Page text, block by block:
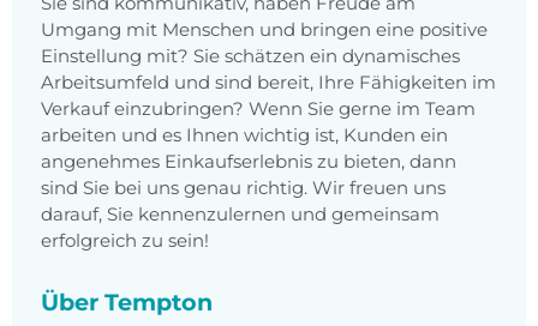
Umgang mit Menschen und bringen eine positive
Einstellung mit? Sie schätzen ein dynamisches
Arbeitsumfeld und sind bereit, Ihre Fähigkeiten im
Verkauf einzubringen? Wenn Sie gerne im Team
arbeiten und es Ihnen wichtig ist, Kunden ein
angenehmes Einkaufserlebnis zu bieten, dann
sind Sie bei uns genau richtig. Wir freuen uns
darauf, Sie kennenzulernen und gemeinsam
erfolgreich zu sein!
Über Tempton